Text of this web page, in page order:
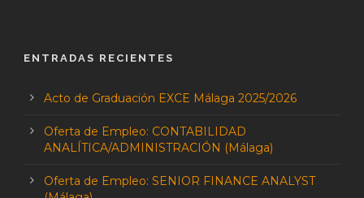
ENTRADAS RECIENTES
Acto de Graduación EXCE Málaga 2025/2026
Oferta de Empleo: CONTABILIDAD
ANALÍTICA/ADMINISTRACIÓN (Málaga)
Oferta de Empleo: SENIOR FINANCE ANALYST